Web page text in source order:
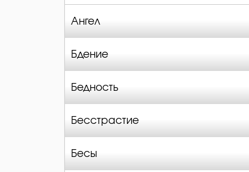
Ангел
Бдение
Бедность
Бесстрастие
Бесы